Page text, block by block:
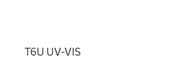
T6U UV-VIS